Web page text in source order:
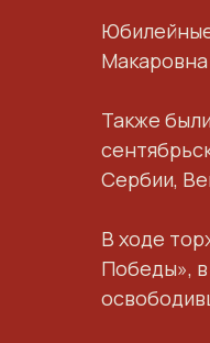
Также
Сербии,
В ходе
Победы»,